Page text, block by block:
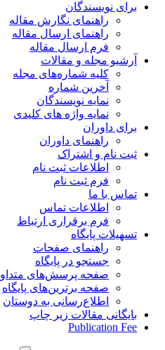
برای نویسندگان
راهنمای نگارش مقاله
راهنمای ارسال مقاله
فرم ارسال مقاله
آرشیو مجله و مقالات
کلیه شماره‌های مجله
آخرین شماره
نمایه نویسندگان
نمایه واژه های کلیدی
برای داوران
راهنمای داوران
ثبت نام و اشتراک
اطلاعات ثبت نام
فرم ثبت نام
تماس با ما
اطلاعات تماس
فرم برقراری ارتباط
تسهیلات پایگاه
راهنمای صفحات
جستجو در پایگاه
صفحه پرسش‌های متداول
صفحه برترین‌های پایگاه
اطلاع‌رسانی به دوستان
بایگانی مقالات زیر چاپ
Publication Fee